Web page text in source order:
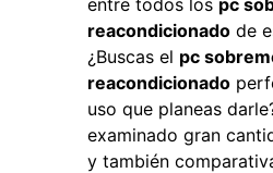
entre todos los pc
reacondicionado de
¿Buscas el pc
reacondicionado
uso que planeas
examinado gran
y también